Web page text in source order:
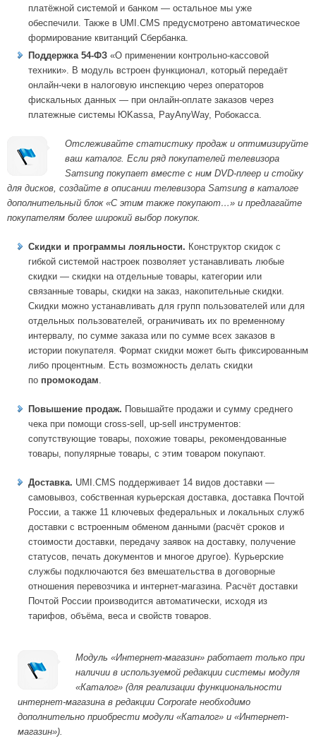
платёжной системой и банком — остальное мы уже
обеспечили. Также в UMI.CMS предусмотрено автоматическое
формирование квитанций Сбербанка.
Поддержка 54-ФЗ «О применении контрольно-кассовой
техники». В модуль встроен функционал, который передаёт
онлайн-чеки в налоговую инспекцию через операторов
фискальных данных — при онлайн-оплате заказов через
платежные системы ЮKassa, PayAnyWay, Робокасса.
Отслеживайте статистику продаж и оптимизируйте
ваш каталог. Если ряд покупателей телевизора
Samsung покупает вместе с ним DVD-плеер и стойку
для дисков, создайте в описании телевизора Samsung в каталоге
дополнительный блок «С этим также покупают…» и предлагайте
покупателям более широкий выбор покупок.
Cкидки и программы лояльности. Конструктор скидок с
гибкой системой настроек позволяет устанавливать любые
скидки — скидки на отдельные товары, категории или
связанные товары, скидки на заказ, накопительные скидки.
Скидки можно устанавливать для групп пользователей или для
отдельных пользователей, ограничивать их по временному
интервалу, по сумме заказа или по сумме всех заказов в
истории покупателя. Формат скидки может быть фиксированным
либо процентным. Есть возможность делать скидки
по промокодам.
Повышение продаж. Повышайте продажи и сумму среднего
чека при помощи cross-sell, up-sell
инструментов:
сопутствующие товары, похожие товары, рекомендованные
товары, популярные товары, с этим товаром покупают.
Доставка. UMI.CMS поддерживает 14 видов доставки —
самовывоз, собственная курьерская доставка, доставка Почтой
России, а также 11 ключевых федеральных и локальных служб
доставки с встроенным обменом данными (расчёт сроков и
стоимости доставки, передачу заявок на доставку, получение
статусов, печать документов и многое другое). Курьерские
службы подключаются без вмешательства в договорные
отношения перевозчика и интернет-магазина. Расчёт доставки
Почтой России производится автоматически, исходя из
тарифов, объёма, веса и свойств товаров.
Модуль «Интернет-магазин» работает только при
наличии в используемой редакции системы модуля
«Каталог» (для реализации функциональности
интернет-магазина в редакции Corporate необходимо
дополнительно приобрести модули «Каталог» и «Интернет-
магазин»).